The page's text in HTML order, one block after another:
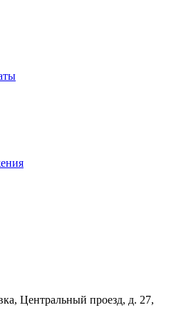
Центральный проезд, д. 27,